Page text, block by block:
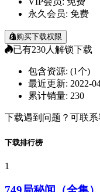
永久会员: 免费
购买下载权限
已有230人解锁下载
包含资源: (1个)
最近更新: 2022-
累计销量: 230
下载遇到问题？可联
下载排行榜
1